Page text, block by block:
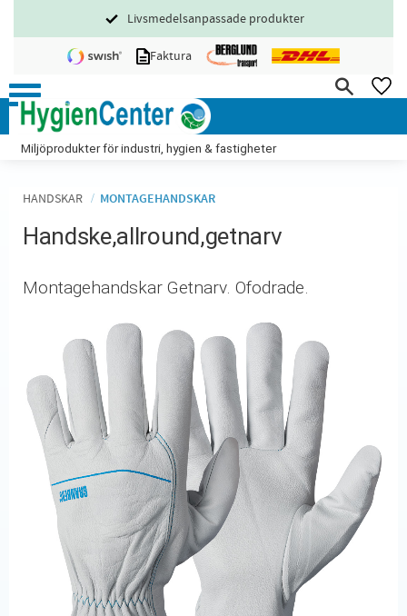
Meny
Livsmedelsanpassade produkter
Faktura
Miljöprodukter för industri, hygien & fastigheter
HANDSKAR MONTAGEHANDSKAR
Handske,allround,getnarv
Montagehandskar Getnarv. Ofodrade.